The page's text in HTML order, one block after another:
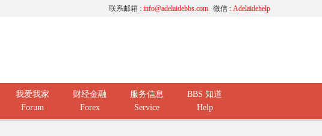
微信 : Adelaidehelp
联系邮箱 : info@adelaidebbs.com
我爱我家
Forum
财经金融
Forex
服务信息
Service
BBS 知道
Help